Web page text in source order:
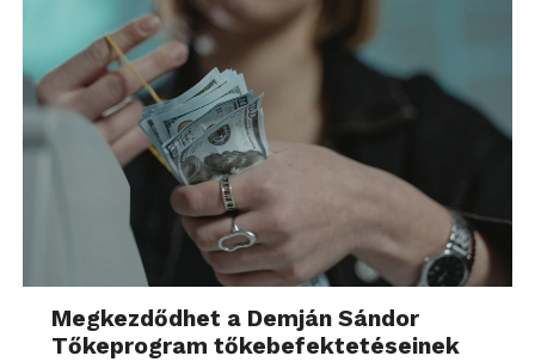
Megkezdődhet a Demján Sándor
Tőkeprogram tőkebefektetéseinek